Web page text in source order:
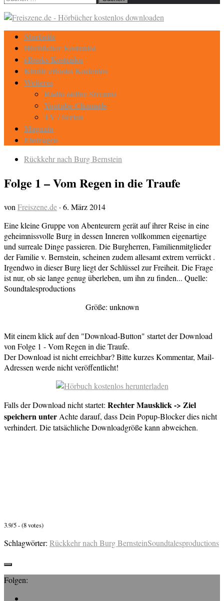
Startseite
Hörbücher Kostenlos
eBooks Kostenlos
Kindle eBooks Kostenlos
Weiteres
Radio online Streams
Youtube Channels
TV / Serien
Magazin
Eintragen
Rückkehr nach Burg Bernstein
Folge 1 – Vom Regen in die Traufe
von Freiszene.de · 6. März 2014
Eine kleine Gruppe von Abenteurern gerät auf ihrer Reise in eine
geheimnissvolle Burg in dessen Inneren vollkommen eigenartige
und surreale Dinge passieren. Die Burgherren, Familienmitglieder
der Familie v. Bernstein, scheinen zudem allesamt extrem verrückt .
Irgendwo in dieser Burg liegt der Schlüssel zur Freiheit. Die Frage
ist nur, ob sie lange genug überleben, um ihn zu finden... Quelle:
Soundtalesproductions
Größe: unknown
Mit einem klick auf den "Download-Button" startet der Download
von Folge 1 - Vom Regen in die Traufe.
Der Download ist nicht erreichbar? Bitte kurzes Kommentar, Mail-
Adressen werde nicht veröffentlicht!
Falls der Download nicht startet: Rechter Mausklick -> Ziel
speichern unter Achte darauf, dass Dein Popup-Blocker dies nicht
verhindert. Die tatsächliche Downloadgröße kann abweichen.
3.9/5 - (8 votes)
Schlagwörter: Rückkehr nach Burg BernsteinSoundtalesproductions
Folgen: